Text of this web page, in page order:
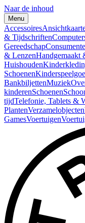
Naar de inhoud
Menu
Accessoires
& Tijdschriften
Gereedschap
& LenzenHandgemaakt
Huishouden
Schoenen
BankbiljettenMuziek
kinderenSchoenen
tijdTelefonie, Tablets &
PlantenVerzamelobjecten
GamesVoertuigen